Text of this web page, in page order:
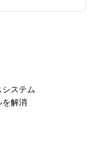
ステム
を解消